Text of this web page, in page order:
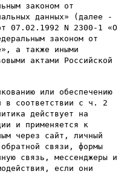
законом от
данных» (далее -
07.02.1992 N 2300-1 «О
законом от
а также иными
актами Российской
или обеспечению
в соответствии с ч. 2
действует на
и применяется к
через сайт, личный
связи, формы
связь, мессенджеры и
если они